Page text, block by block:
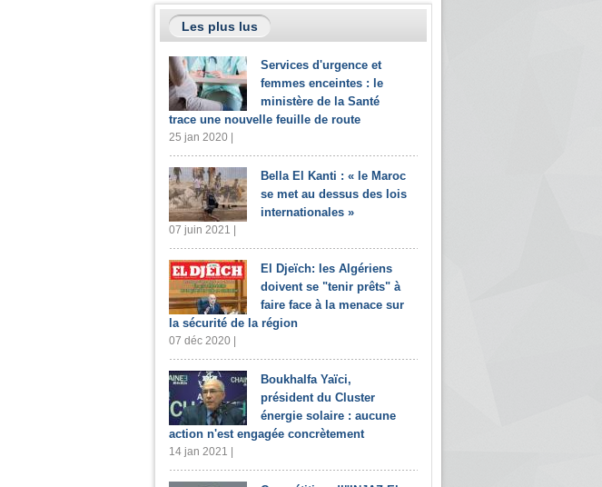
Les plus lus
Services d'urgence et
femmes enceintes : le
ministère de la Santé
trace une nouvelle feuille de route
25 jan 2020 |
Bella El Kanti : « le Maroc
se met au dessus des lois
internationales »
07 juin 2021 |
El Djeïch: les Algériens
doivent se "tenir prêts" à
faire face à la menace sur
la sécurité de la région
07 déc 2020 |
Boukhalfa Yaïci,
président du Cluster
énergie solaire : aucune
action n'est engagée concrètement
14 jan 2021 |